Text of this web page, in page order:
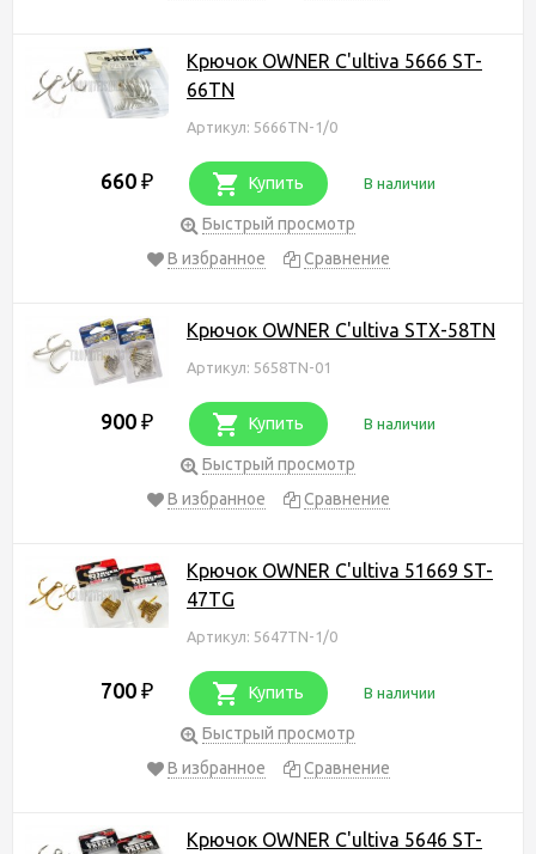
Крючок OWNER C'ultiva 5666 ST-
66TN
Артикул: 5666TN-1/0
660 ₽ Купить В наличии
Быстрый просмотр
В избранное
Сравнение
Крючок OWNER C'ultiva STX-58TN
Артикул: 5658TN-01
900 ₽ Купить В наличии
Быстрый просмотр
В избранное
Сравнение
Крючок OWNER C'ultiva 51669 ST-
47TG
Артикул: 5647TN-1/0
700 ₽ Купить В наличии
Быстрый просмотр
В избранное
Сравнение
Крючок OWNER C'ultiva 5646 ST-